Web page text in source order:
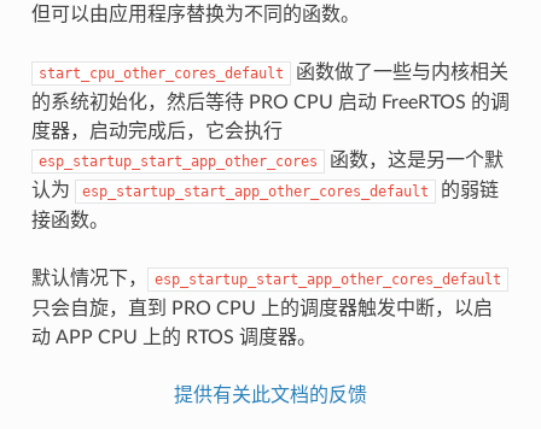
但可以由应用程序替换为不同的函数。
start_cpu_other_cores_default
函数做了一些与内核相关
的系统初始化，然后等待 PRO CPU 启动 FreeRTOS 的调
度器，启动完成后，它会执行
esp_startup_start_app_other_cores
函数，这是另一个默
认为
esp_startup_start_app_other_cores_default
的弱链
接函数。
默认情况下， esp_startup_start_app_other_cores_default
只会自旋，直到 PRO CPU 上的调度器触发中断，以启
动 APP CPU 上的 RTOS 调度器。
提供有关此文档的反馈